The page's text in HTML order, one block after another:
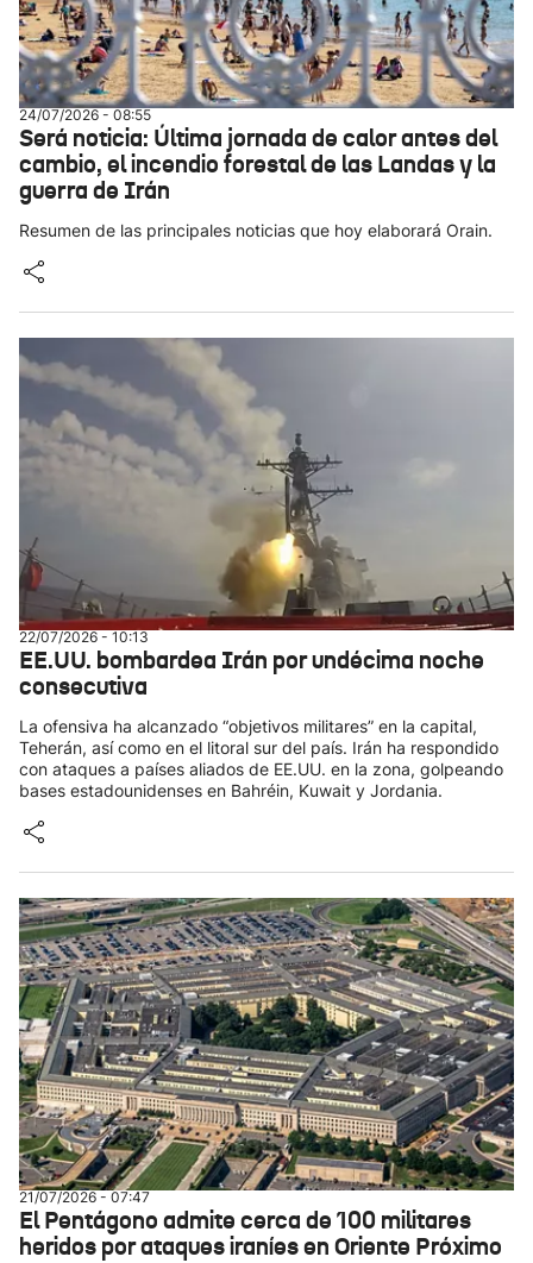
24/07/2026 - 08:55
Será noticia: Última jornada de calor antes del
cambio, el incendio forestal de las Landas y la
guerra de Irán
Resumen de las principales noticias que hoy elaborará Orain.
22/07/2026 - 10:13
EE.UU. bombardea Irán por undécima noche
consecutiva
La ofensiva ha alcanzado “objetivos militares” en la capital,
Teherán, así como en el litoral sur del país. Irán ha respondido
con ataques a países aliados de EE.UU. en la zona, golpeando
bases estadounidenses en Bahréin, Kuwait y Jordania.
21/07/2026 - 07:47
El Pentágono admite cerca de 100 militares
heridos por ataques iraníes en Oriente Próximo